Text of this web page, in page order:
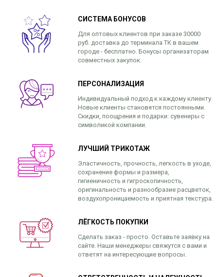
СИСТЕМА БОНУСОВ
Для оптовых клиентов при заказе 30000
руб. доставка до терминала ТК в вашем
городе - бесплатно. Бонусы организаторам
совместных закупок.
ПЕРСОНАЛИЗАЦИЯ
Индивидуальный подход к каждому клиенту.
Новые клиенты становятся постоянными.
Скидки, поощрения и подарки: сувениры с
символикой компании.
ЛУЧШИЙ ТРИКОТАЖ
Эластичность, прочность, легкость в уходе,
сохранение формы и размера,
гигиеничность и гигроскопичность,
оригинальность и разнообразие расцветок,
воздухопроницаемость и приятная текстура.
ЛЁГКОСТЬ ПОКУПКИ
Сделать заказ - просто. Оставьте заявку на
сайте. Наши менеджеры свяжутся с вами и
ответят на интересующие вопросы.